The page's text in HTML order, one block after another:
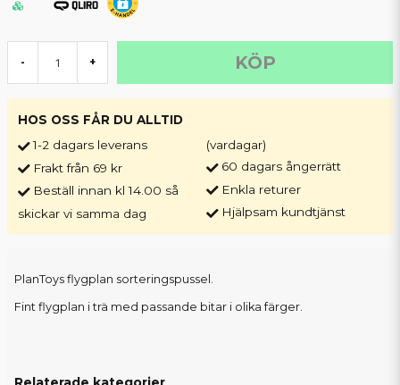
- + KÖP
HOS OSS FÅR DU ALLTID
1-2 dagars leverans
Frakt från 69 kr
Beställ innan kl 14.00 så
skickar vi samma dag
(vardagar)
60 dagars ångerrätt
Enkla returer
Hjälpsam kundtjänst
PlanToys flygplan sorteringspussel.
Fint flygplan i trä med passande bitar i olika färger.